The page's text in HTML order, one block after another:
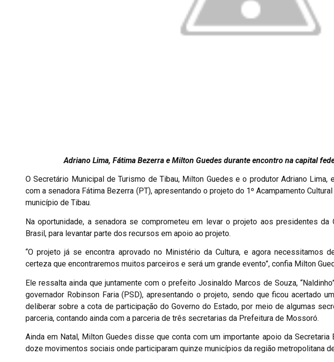
Adriano Lima, Fátima Bezerra e Milton Guedes durante encontro na capital
O Secretário Municipal de Turismo de Tibau, Milton Guedes e o produtor Adriano Lima,
com a senadora Fátima Bezerra (PT), apresentando o projeto do 1º Acampamento
município de Tibau.
Na oportunidade, a senadora se comprometeu em levar o projeto aos presidentes da
Brasil, para levantar parte dos recursos em apoio ao projeto.
“O projeto já se encontra aprovado no Ministério da Cultura, e agora necessitamos
certeza que encontraremos muitos parceiros e será um grande evento”, confia Milton
Ele ressalta ainda que juntamente com o prefeito Josinaldo Marcos de Souza,
governador Robinson Faria (PSD), apresentando o projeto, sendo que ficou acertado
deliberar sobre a cota de participação do Governo do Estado, por meio de algumas
parceria, contando ainda com a parceria de três secretarias da Prefeitura de Mossoró.
Ainda em Natal, Milton Guedes disse que conta com um importante apoio da Secretaria
doze movimentos sociais onde participaram quinze municípios da região metropolitana